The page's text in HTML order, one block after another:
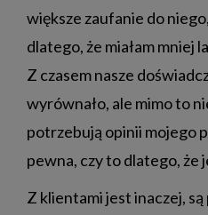
większe zaufanie do
dlatego, że miałam mniej
Z czasem nasze
wyrównało, ale mimo to
potrzebują opinii mojego
pewna, czy to dlatego, że
Z klientami jest inaczej,